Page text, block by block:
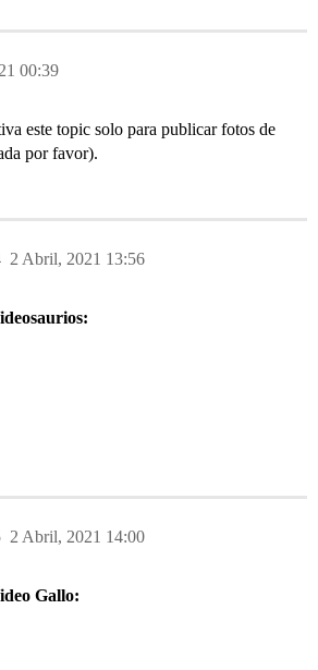
00:39
este topic solo para publicar fotos de
por favor).
2 Abril, 2021 13:56
2 Abril, 2021 14:00
Gallo: